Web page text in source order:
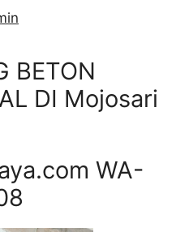
BETON
DI Mojosari
WA-